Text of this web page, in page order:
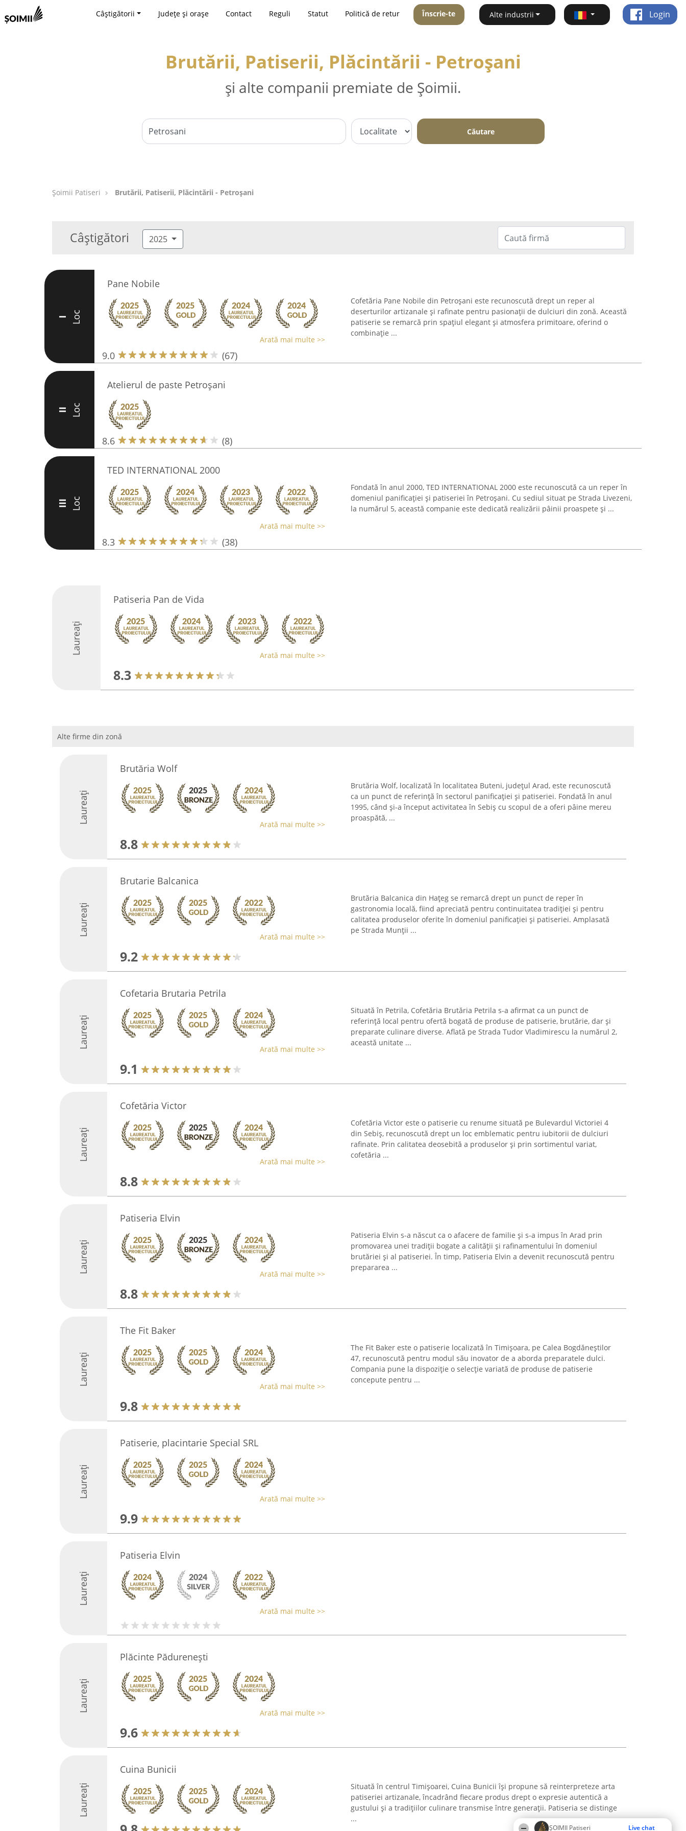
ȘOIMII Patiseri Live chat
Câștigătorii Județe și orașe Contact Reguli Statut Politică de retur Înscrie-te Alte industrii Login
Brutării, Patiserii, Plăcintării - Petroşani
și alte companii premiate de Șoimii.
Căutare
Șoimii Patiseri Brutării, Patiserii, Plăcintării - Petroşani
Câștigători 2025
I Loc
Pane Nobile
Arată mai multe >>
9.0 (67)
Cofetăria Pane Nobile din Petroșani este recunoscută drept un reper al
deserturilor artizanale și rafinate pentru pasionații de dulciuri din zonă. Această
patiserie se remarcă prin spațiul elegant și atmosfera primitoare, oferind o
combinație ...
II Loc
Atelierul de paste Petroșani
8.6 (8)
III Loc
TED INTERNATIONAL 2000
Arată mai multe >>
8.3 (38)
Fondată în anul 2000, TED INTERNATIONAL 2000 este recunoscută ca un reper în
domeniul panificației și patiseriei în Petroșani. Cu sediul situat pe Strada Livezeni,
la numărul 5, această companie este dedicată realizării pâinii proaspete și ...
Laureați
Patiseria Pan de Vida
Arată mai multe >>
8.3
Alte firme din zonă
Laureați
Brutăria Wolf
Arată mai multe >>
8.8
Brutăria Wolf, localizată în localitatea Buteni, județul Arad, este recunoscută
ca un punct de referință în sectorul panificației și patiseriei. Fondată în anul
1995, când și-a început activitatea în Sebiș cu scopul de a oferi pâine mereu
proaspătă, ...
Laureați
Brutarie Balcanica
Arată mai multe >>
9.2
Brutăria Balcanica din Hațeg se remarcă drept un punct de reper în
gastronomia locală, fiind apreciată pentru continuitatea tradiției și pentru
calitatea produselor oferite în domeniul panificației și patiseriei. Amplasată
pe Strada Munții ...
Laureați
Cofetaria Brutaria Petrila
Arată mai multe >>
9.1
Situată în Petrila, Cofetăria Brutăria Petrila s-a afirmat ca un punct de
referință local pentru ofertă bogată de produse de patiserie, brutărie, dar și
preparate culinare diverse. Aflată pe Strada Tudor Vladimirescu la numărul 2,
această unitate ...
Laureați
Cofetăria Victor
Arată mai multe >>
8.8
Cofetăria Victor este o patiserie cu renume situată pe Bulevardul Victoriei 4
din Sebiș, recunoscută drept un loc emblematic pentru iubitorii de dulciuri
rafinate. Prin calitatea deosebită a produselor și prin sortimentul variat,
cofetăria ...
Laureați
Patiseria Elvin
Arată mai multe >>
8.8
Patiseria Elvin s-a născut ca o afacere de familie și s-a impus în Arad prin
promovarea unei tradiții bogate a calității și rafinamentului în domeniul
brutăriei și al patiseriei. În timp, Patiseria Elvin a devenit recunoscută pentru
prepararea ...
Laureați
The Fit Baker
Arată mai multe >>
9.8
The Fit Baker este o patiserie localizată în Timișoara, pe Calea Bogdăneștilor
47, recunoscută pentru modul său inovator de a aborda preparatele dulci.
Compania pune la dispoziție o selecție variată de produse de patiserie
concepute pentru ...
Laureați
Patiserie, placintarie Special SRL
Arată mai multe >>
9.9
Laureați
Patiseria Elvin
Arată mai multe >>
Laureați
Plăcinte Pădurenești
Arată mai multe >>
9.6
Laureați
Cuina Bunicii
Situată în centrul Timișoarei, Cuina Bunicii își propune să reinterpreteze arta
patiseriei artizanale, încadrând fiecare produs drept o expresie autentică a
gustului și a tradițiilor culinare transmise între generații. Patiseria se distinge
...